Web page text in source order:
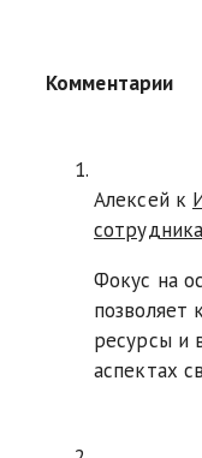
Комментарии
Алексей к
Фокус на
позволяет
ресурсы и
аспектах